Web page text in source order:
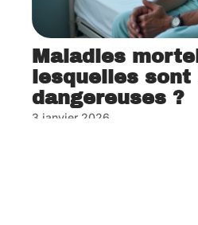
Maladies
lesquelles
dangereuses ?
3 janvier 2026